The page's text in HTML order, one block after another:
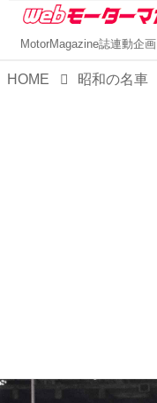
MotorMagazine誌連動企画
HOME 昭和の名車